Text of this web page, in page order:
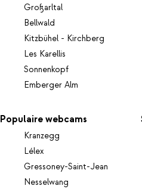
Großarltal
Bellwald
Kitzbühel - Kirchberg
Les Karellis
Sonnenkopf
Emberger Alm
Populaire webcams
Kranzegg
Lélex
Gressoney-Saint-Jean
Nesselwang